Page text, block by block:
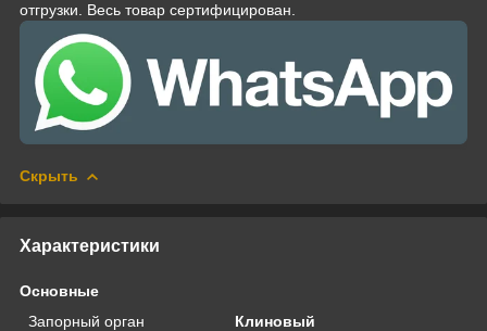
отгрузки. Весь товар сертифицирован.
Скрыть
Характеристики
Основные
Запорный орган
Клиновый